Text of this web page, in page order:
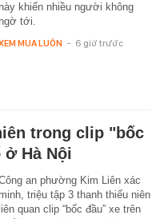
này khiến nhiều người không
ngờ tới.
MUA LUÔN - 6 giờ trước
trong clip "bốc
Hà Nội
an phường Kim Liên xác
minh, triệu tập 3 thanh thiếu niên
liên quan clip “bốc đầu” xe trên